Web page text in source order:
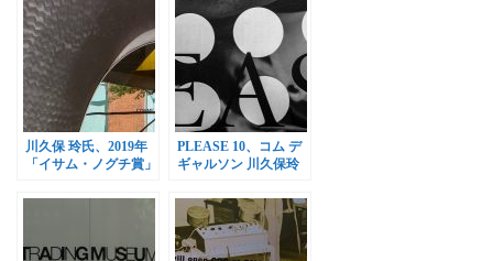
川久保 玲氏、2019年
「イサム・ノグチ賞」
PLEASE 10、コム デ
ギャルソン 川久保玲